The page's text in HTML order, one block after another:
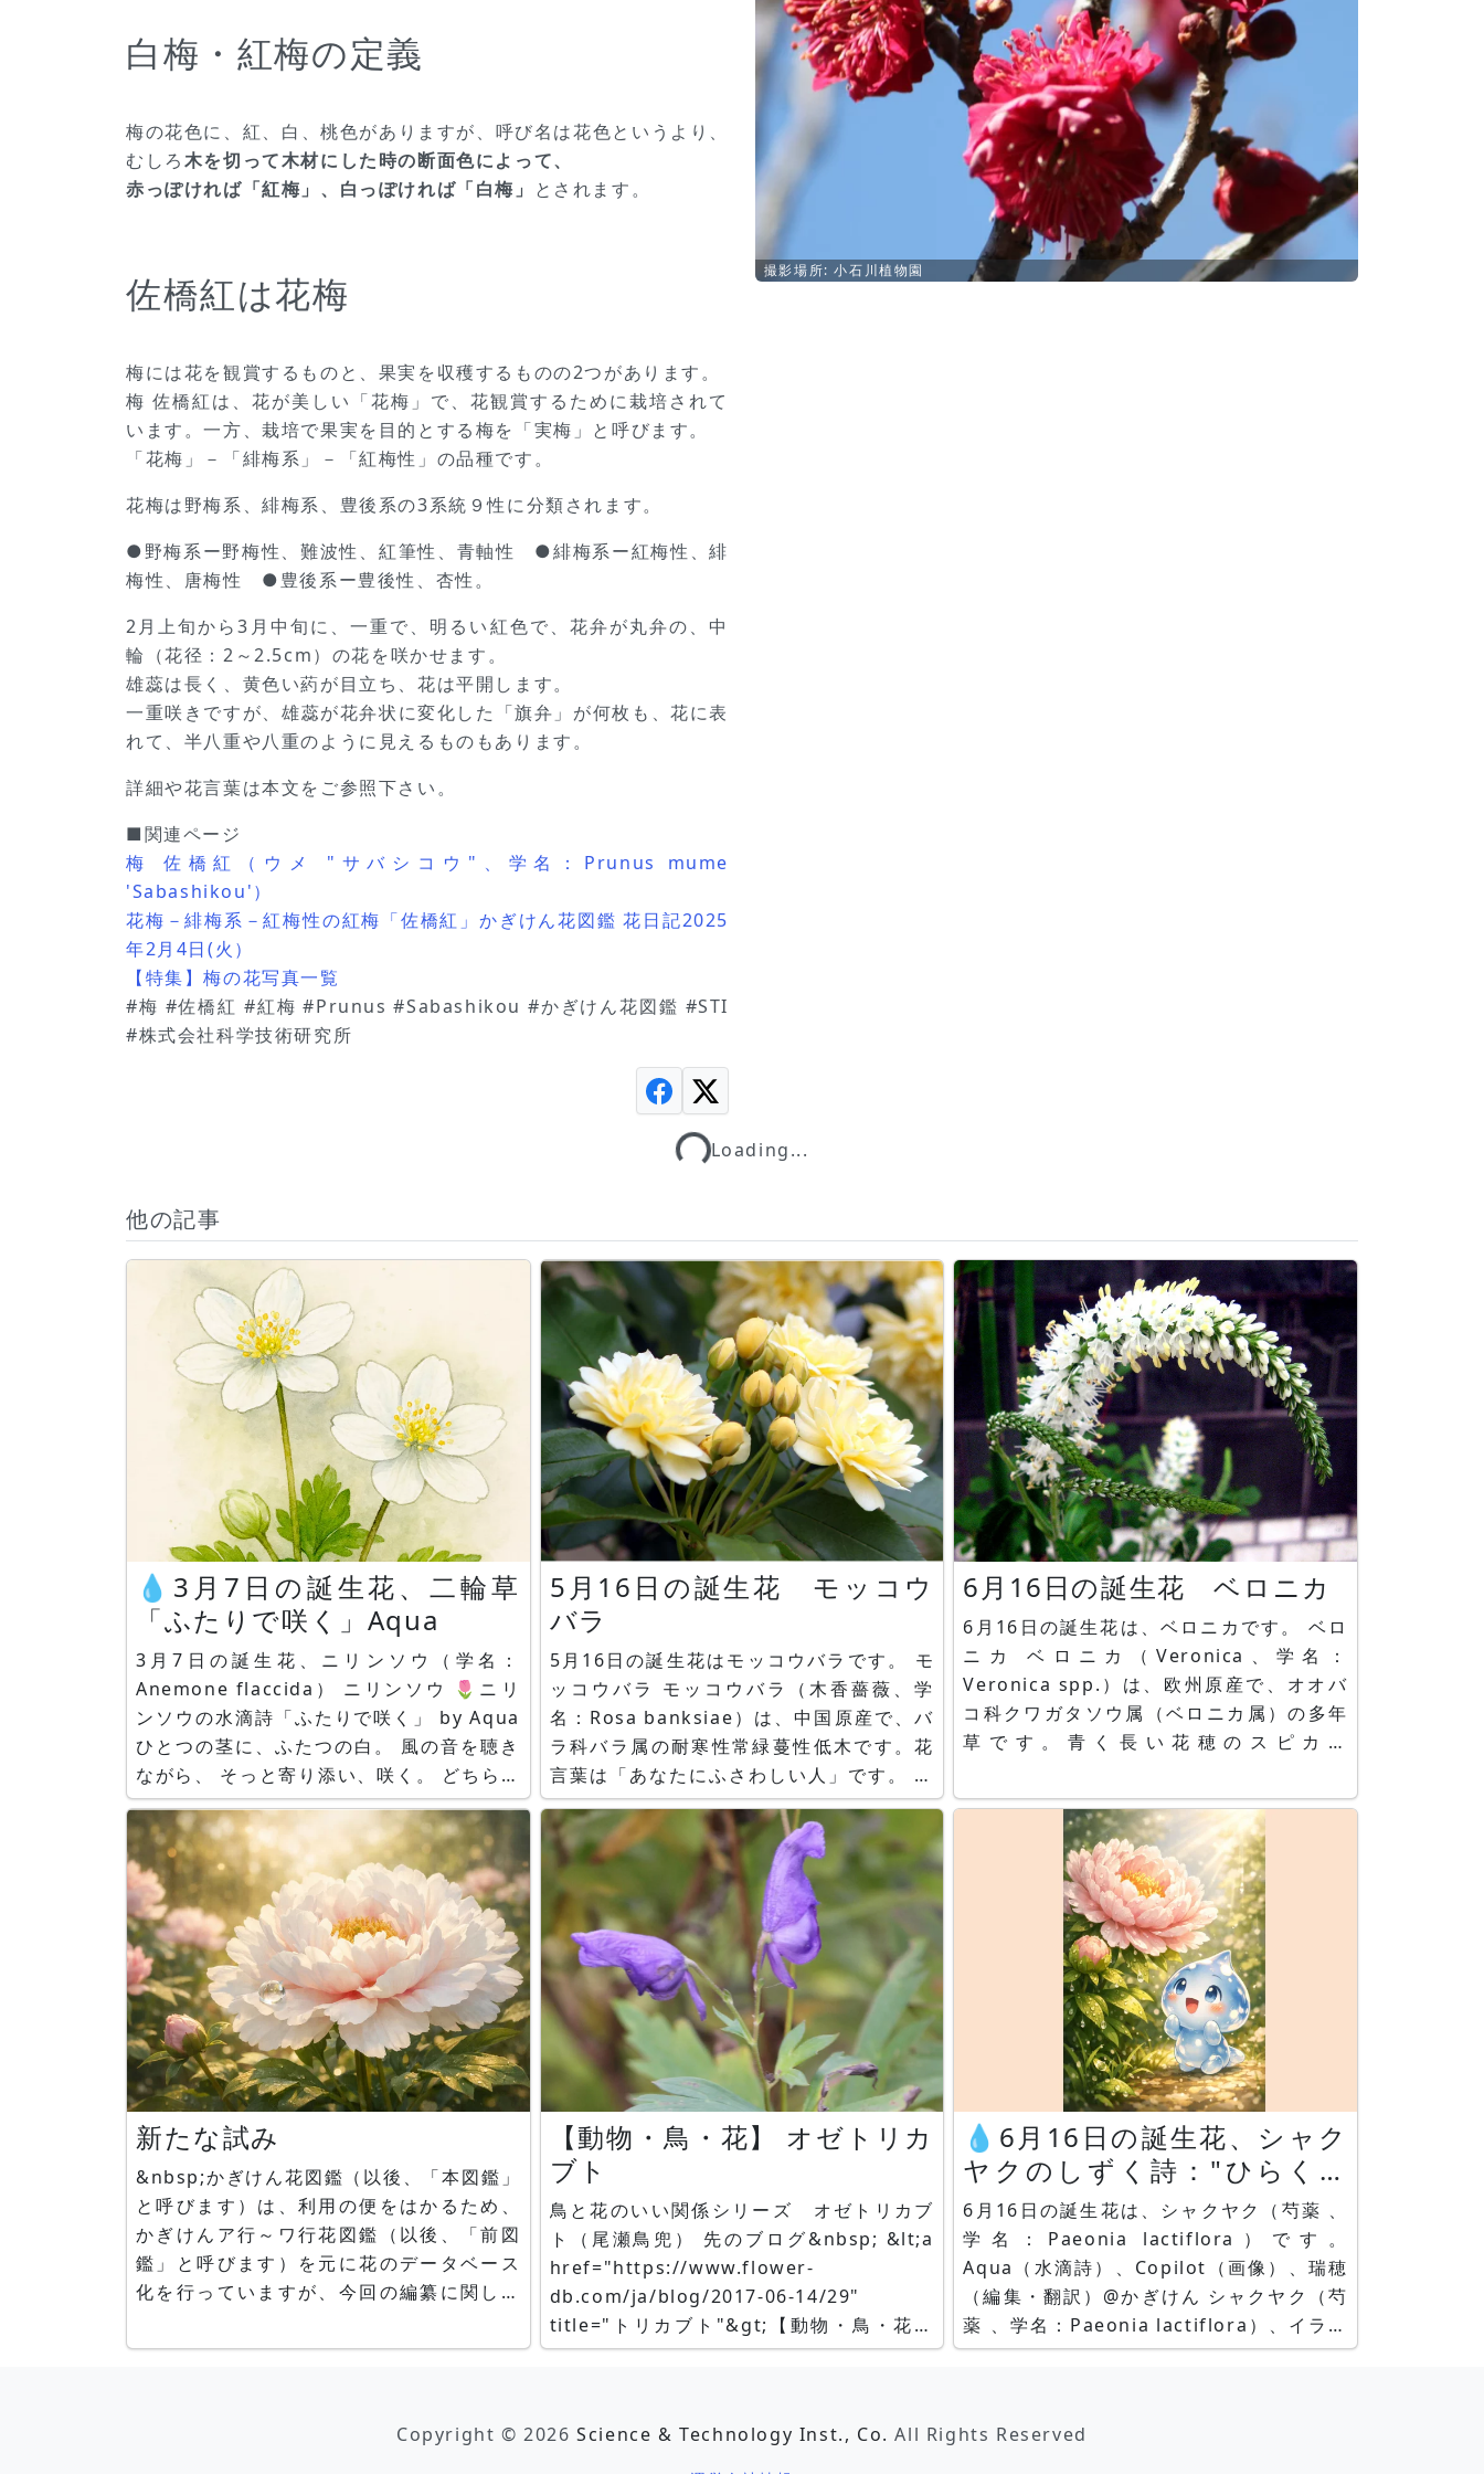
白梅・紅梅の定義
梅の花色に、紅、白、桃色がありますが、呼び名は花色というより、
むしろ木を切って木材にした時の断面色によって、
赤っぽければ「紅梅」、白っぽければ「白梅」 とされます。
佐橋紅は花梅
梅には花を観賞するものと、果実を収穫するものの2つがあります。
梅 佐橋紅は、花が美しい「花梅」で、花観賞するために栽培されて
います。一方、栽培で果実を目的とする梅を「実梅」と呼びます。
「花梅」－「緋梅系」－「紅梅性」の品種です。
花梅は野梅系、緋梅系、豊後系の3系統９性に分類されます。
●野梅系ー野梅性、難波性、紅筆性、青軸性 ●緋梅系ー紅梅性、緋
梅性、唐梅性 ●豊後系ー豊後性、杏性。
2月上旬から3月中旬に、一重で、明るい紅色で、花弁が丸弁の、中
輪（花径：2～2.5cm）の花を咲かせます。
雄蕊は長く、黄色い葯が目立ち、花は平開します。
一重咲きですが、雄蕊が花弁状に変化した「旗弁」が何枚も、花に表
れて、半八重や八重のように見えるものもあります。
詳細や花言葉は本文をご参照下さい。
■関連ページ
梅 佐橋紅（ウメ "サバシコウ"、学名：Prunus mume
'Sabashikou'）
花梅－緋梅系－紅梅性の紅梅「佐橋紅」かぎけん花図鑑 花日記2025
年2月4日(火）
【特集】梅の花写真一覧
#梅 #佐橋紅 #紅梅 #Prunus #Sabashikou #かぎけん花図鑑 #STI
#株式会社科学技術研究所
撮影場所: 小石川植物園
Loading...Loading...
他の記事
💧3月7日の誕生花、二輪草
「ふたりで咲く」Aqua
3月7日の誕生花、ニリンソウ（学名：
Anemone flaccida） ニリンソウ 🌷ニリ
ンソウの水滴詩「ふたりで咲く」 by Aqua
ひとつの茎に、ふたつの白。 風の音を聴き
ながら、 そっと寄り添い、咲く。 どちらが
先に咲いたのか、 どちらが先に揺れたの
か、 そんなことは、もうどうでもよくて。
ただ、 「あなたがいるから、わたしも咲け
る」
5月16日の誕生花 モッコウ
バラ
5月16日の誕生花はモッコウバラです。 モ
ッコウバラ モッコウバラ（木香薔薇、学
名：Rosa banksiae）は、中国原産で、バ
ラ科バラ属の耐寒性常緑蔓性低木です。花
言葉は「あなたにふさわしい人」です。 白
モッコウバラ 白モッコウバラ（白木香薔
薇、学名：Rosa banksiae var.
normalis）は、白い一重のモッコウバラで
す。 かぎけん花図鑑 誕生花05月16日
https
6月16日の誕生花 ベロニカ
6月16日の誕生花は、ベロニカです。 ベロ
ニカ ベロニカ（Veronica、学名：
Veronica spp.）は、欧州原産で、オオバ
コ科クワガタソウ属（ベロニカ属）の多年
草です。青く長い花穂のスピカタ
（Veronica longifolia）、這い性のペドゥ
ンクラリス（Veronica peduncularis）と
その改良品種「ベロニカ・オッ
新たな試み
&nbsp;かぎけん花図鑑（以後、「本図鑑」
と呼びます）は、利用の便をはかるため、
かぎけんア行～ワ行花図鑑（以後、「前図
鑑」と呼びます）を元に花のデータベース
化を行っていますが、今回の編纂に関して
１）APG体系への対応 ２）英語版作
体系のことであり、積極的に取り入れて行
【動物・鳥・花】 オゼトリカ
ブト
鳥と花のいい関係シリーズ オゼトリカブ
ト（尾瀬鳥兜） 先のブログ&nbsp; &lt;a
href="https://www.flower-
db.com/ja/blog/2017-06-14/29"
title="トリカブト"&gt;【動物・鳥・花】
トリカブト&lt;/a&gt;でトリカブトのご紹
ト（尾瀬鳥兜）」をご紹
💧6月16日の誕生花、シャク
ヤクのしずく詩："ひらく瞬
間は突然に" by Aqua
6月16日の誕生花は、シャクヤク（芍薬 、
学名：Paeonia lactiflora）です。
Aqua（水滴詩）、Copilot（画像）、瑞穂
（編集・翻訳）@かぎけん シャクヤク（芍
薬 、学名：Paeonia lactiflora）、イラス
ト by Copilot。 💧シャクヤクのしずく
Copyright © 2026Science & Technology Inst., Co. All Rights Reserved